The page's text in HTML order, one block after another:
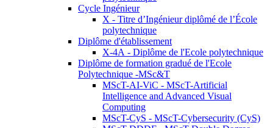
Cycle Ingénieur
X - Titre d’Ingénieur diplômé de l’École
polytechnique
Diplôme d'établissement
X-4A - Diplôme de l'Ecole polytechnique
Diplôme de formation gradué de l'Ecole
Polytechnique -MSc&T
MScT-AI-ViC - MScT-Artificial
Intelligence and Advanced Visual
Computing
MScT-CyS - MScT-Cybersecurity (CyS)